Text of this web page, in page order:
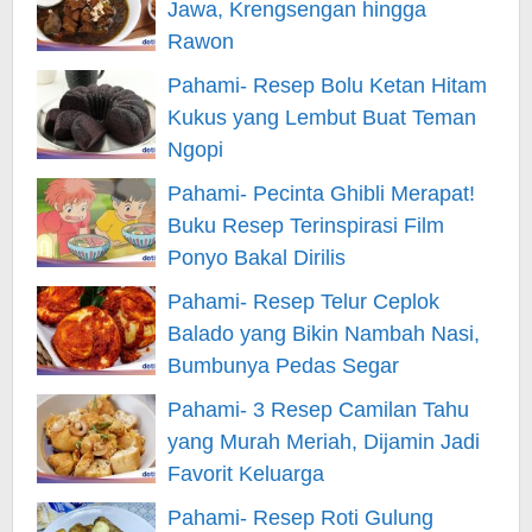
Jawa, Krengsengan hingga
Rawon
Pahami- Resep Bolu Ketan Hitam
Kukus yang Lembut Buat Teman
Ngopi
Pahami- Pecinta Ghibli Merapat!
Buku Resep Terinspirasi Film
Ponyo Bakal Dirilis
Pahami- Resep Telur Ceplok
Balado yang Bikin Nambah Nasi,
Bumbunya Pedas Segar
Pahami- 3 Resep Camilan Tahu
yang Murah Meriah, Dijamin Jadi
Favorit Keluarga
Pahami- Resep Roti Gulung